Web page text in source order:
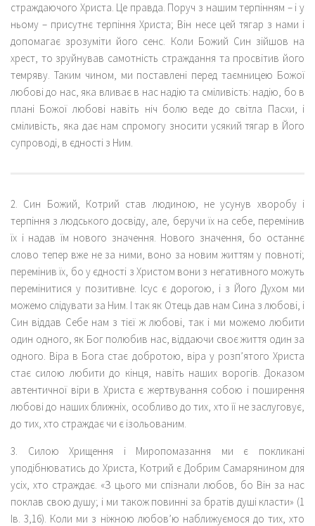
страждаючого Христа. Це правда. Поруч з нашим терпінням – і у
ньому – присутнє терпіння Христа; Він несе цей тягар з нами і
допомагає зрозуміти його сенс. Коли Божий Син зійшов на
хрест, то зруйнував самотність страждання та просвітив його
темряву. Таким чином, ми поставлені перед таємницею Божої
любові до нас, яка вливає в нас надію та сміливість: надію, бо в
плані Божої любові навіть ніч болю веде до світла Пасхи, і
сміливість, яка дає нам спромогу зносити усякий тягар в Його
супроводі, в єдності з Ним.
2. Син Божий, Котрий став людиною, не усунув хворобу і
терпіння з людського досвіду, але, беручи їх на себе, перемінив
їх і надав їм нового значення. Нового значення, бо останнє
слово тепер вже не за ними, воно за новим життям у повноті;
перемінив їх, бо у єдності з Христом вони з негативного можуть
перемінитися у позитивне. Ісус є дорогою, і з Його Духом ми
можемо слідувати за Ним. І так як Отець дав нам Сина з любові, і
Син віддав Себе нам з тієї ж любові, так і ми можемо любити
один одного, як Бог полюбив нас, віддаючи своє життя один за
одного. Віра в Бога стає добротою, віра у розп’ятого Христа
стає силою любити до кінця, навіть наших ворогів. Доказом
автентичної віри в Христа є жертвування собою і поширення
любові до наших ближніх, особливо до тих, хто її не заслуговує,
до тих, хто страждає чи є ізольованим.
3. Силою Хрищення і Миропомазання ми є покликані
уподібнюватись до Христа, Котрий є Добрим Самарянином для
усіх, хто страждає. «З цього ми спізнали любов, бо Він за нас
поклав свою душу; і ми також повинні за братів душі класти» (1
Ів. 3,16). Коли ми з ніжною любов’ю наближуємося до тих, хто